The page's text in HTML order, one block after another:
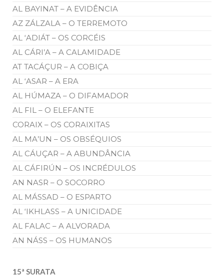
AL BAYINAT – A EVIDÊNCIA
AZ ZÁLZALA – O TERREMOTO
AL ‘ADIÁT – OS CORCÉIS
AL CÁRI’A – A CALAMIDADE
AT TACÁÇUR – A COBIÇA
AL ‘ASAR – A ERA
AL HÚMAZA – O DIFAMADOR
AL FIL – O ELEFANTE
CORAIX – OS CORAIXITAS
AL MA’UN – OS OBSÉQUIOS
AL CÁUÇAR – A ABUNDÂNCIA
AL CÁFIRÚN – OS INCRÉDULOS
AN NASR – O SOCORRO
AL MÁSSAD – O ESPARTO
AL ‘IKHLASS – A UNICIDADE
AL FALAC – A ALVORADA
AN NÁSS – OS HUMANOS
15ª SURATA